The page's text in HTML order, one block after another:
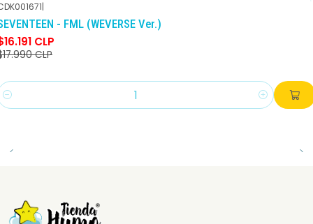
-10%DCTO
|
- FML (WEVERSE Ver.)
CLP
CLP